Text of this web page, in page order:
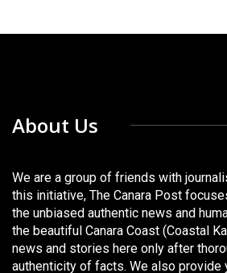
About Us
We are a group of friends with
this initiative, The Canara Post
the unbiased authentic news and
the beautiful Canara Coast (Coastal
news and stories here only after
authenticity of facts. We also provide